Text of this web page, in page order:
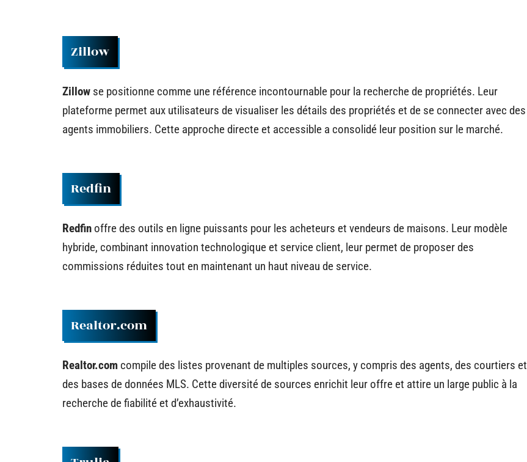
Zillow
Zillow se positionne comme une référence incontournable pour la recherche de propriétés. Leur
plateforme permet aux utilisateurs de visualiser les détails des propriétés et de se connecter avec des
agents immobiliers. Cette approche directe et accessible a consolidé leur position sur le marché.
Redfin
Redfin offre des outils en ligne puissants pour les acheteurs et vendeurs de maisons. Leur modèle
hybride, combinant innovation technologique et service client, leur permet de proposer des
commissions réduites tout en maintenant un haut niveau de service.
Realtor.com
Realtor.com compile des listes provenant de multiples sources, y compris des agents, des courtiers et
des bases de données MLS. Cette diversité de sources enrichit leur offre et attire un large public à la
recherche de fiabilité et d’exhaustivité.